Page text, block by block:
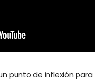
punto de inflexión